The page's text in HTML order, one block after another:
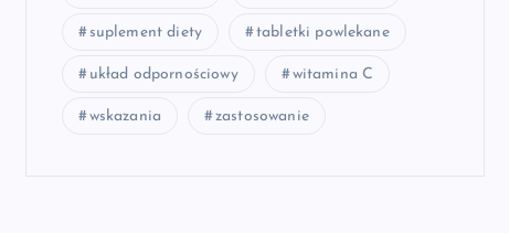
suplement diety tabletki powlekane
układ odpornościowy witamina C
wskazania zastosowanie